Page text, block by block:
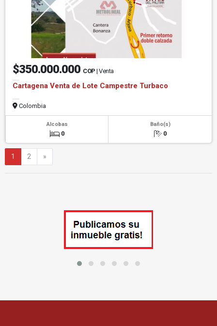
$350.000.000 COP | Venta
Cartagena Venta de Lote Campestre Turbaco
Colombia
Alcobas
0
Baño(s)
0
1 2 »